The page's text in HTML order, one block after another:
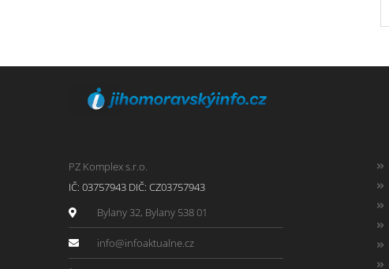
PZ Komplex s.r.o.
IČ: 03757943 DIČ: CZ03757943
Bylany 32, Bylany 538 01
info@infoaktualne.cz